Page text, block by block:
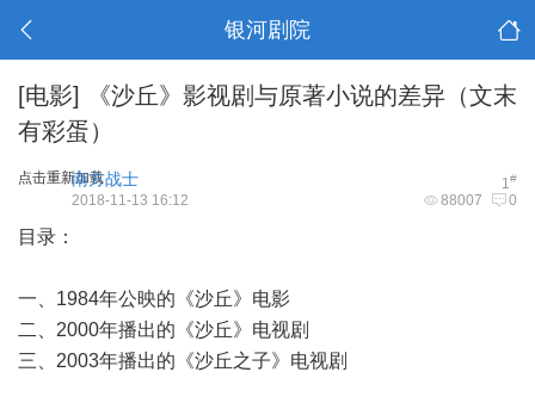
银河剧院
[电影]
《沙丘》影视剧与原著小说的差异（文末
有彩蛋）
点击重新加载 1#
南方战士
88007 0
2018-11-13 16:12
目录：
一、1984年公映的《沙丘》电影
二、2000年播出的《沙丘》电视剧
三、2003年播出的《沙丘之子》电视剧